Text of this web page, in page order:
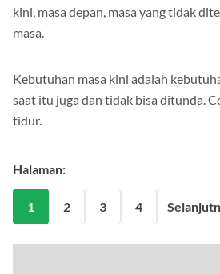
kini, masa depan, masa yang tidak
masa.
Kebutuhan masa kini adalah
saat itu juga dan tidak bisa ditunda.
tidur.
Halaman:
1 2 3 4